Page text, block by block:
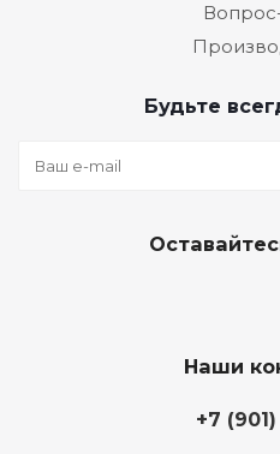
Будьте
Наши
+7